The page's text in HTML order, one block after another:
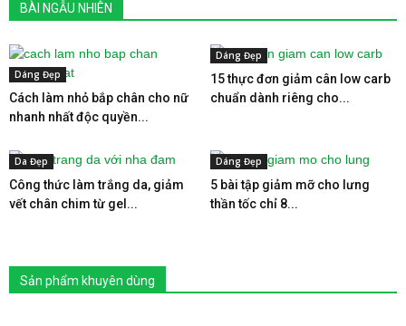
BÀI NGẪU NHIÊN
Dáng Đẹp
Cách làm nhỏ bắp chân cho nữ
nhanh nhất độc quyền...
Dáng Đẹp
15 thực đơn giảm cân low carb
chuẩn dành riêng cho...
Da Đẹp
Công thức làm trắng da, giảm
vết chân chim từ gel...
Dáng Đẹp
5 bài tập giảm mỡ cho lưng
thần tốc chỉ 8...
Sản phẩm khuyên dùng